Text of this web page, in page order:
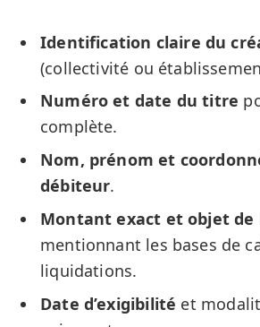
Identification claire du
(collectivité ou
Numéro et date du titre
complète.
Nom, prénom et
débiteur.
Montant exact et objet de
mentionnant les bases de
liquidations.
Date d’exigibilité et